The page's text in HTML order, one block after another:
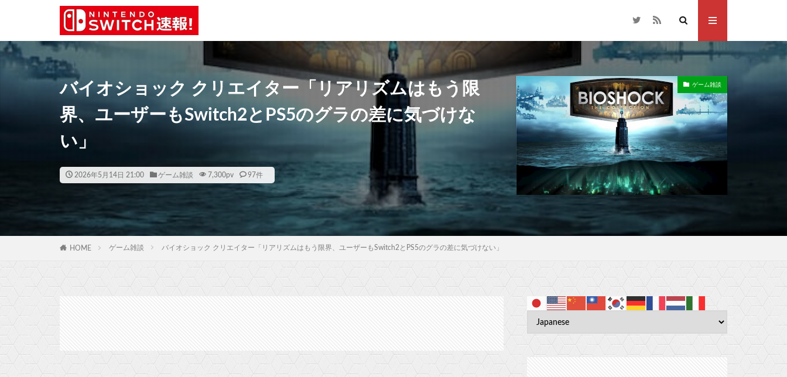
バイオショック クリエイター「リアリズムはもう限
界、ユーザーもSwitch2とPS5のグラの差に気づけな
い」
2026年5月14日 21:00 ゲーム雑談 7,300pv 97件
ゲーム雑談
HOME ゲーム雑談 バイオショック クリエイター「リアリズムはもう限界、ユーザーもSwitch2とPS5のグラの差に気づけない」